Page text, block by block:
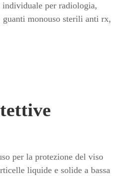
per radiologia,
monouso sterili anti rx,
per la protezione del viso
liquide e solide a bassa